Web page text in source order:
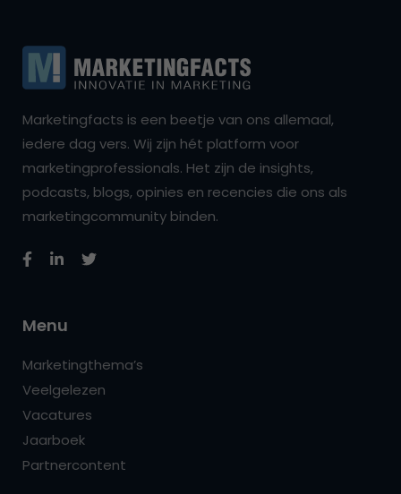
Marketingfacts is een beetje van ons allemaal,
iedere dag vers. Wij zijn hét platform voor
marketingprofessionals. Het zijn de insights,
podcasts, blogs, opinies en recencies die ons als
marketingcommunity binden.
Menu
Marketingthema’s
Veelgelezen
Vacatures
Jaarboek
Partnercontent